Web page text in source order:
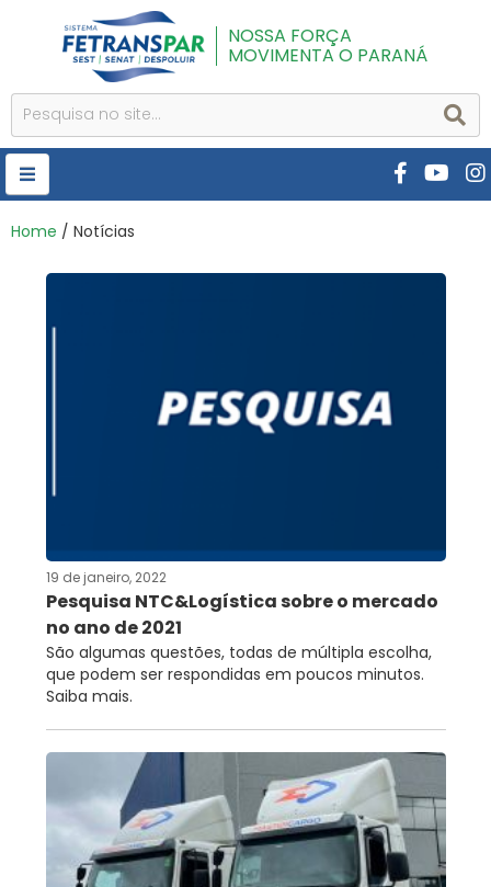
NOSSA FORÇA
MOVIMENTA O PARANÁ
HOME
CONTATO
Home / Notícias
19 de janeiro, 2022
Pesquisa NTC&Logística sobre o mercado
no ano de 2021
São algumas questões, todas de múltipla escolha,
que podem ser respondidas em poucos minutos.
Saiba mais.